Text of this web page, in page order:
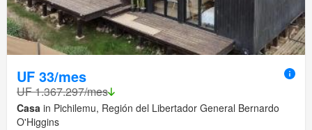
UF 33/mes
UF 1.367.297/mes
Casa in Pichilemu, Región del Libertador General Bernardo
O'Higgins